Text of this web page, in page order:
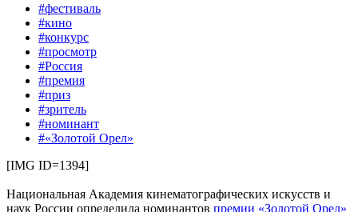
#фестиваль
#кино
#конкурс
#просмотр
#Россия
#премия
#приз
#зритель
#номинант
#«Золотой Орел»
[IMG ID=1394]
Национальная Академия кинематографических искусств и
наук России определила номинантов премии «Золотой Орел»